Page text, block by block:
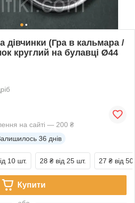
дівчинки (Гра в кальмара /
круглий на булавці Ø44
на сайті — 200 ₴
36 днів
10 шт. 28 ₴ від 25 шт. 27 ₴ від
Купити